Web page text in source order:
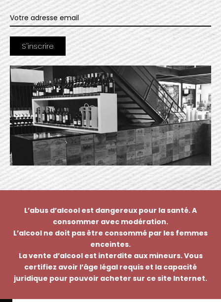
L’abus d’alcool est dangereux pour la santé. A
consommer avec modération.
L’alcool ne doit pas être consommé par les femmes
enceintes.
La vente d’alcool est interdite aux mineurs. Vous
certifiez avoir l’âge légal requis et la capacité
juridique pour pouvoir acheter sur ce site Internet.